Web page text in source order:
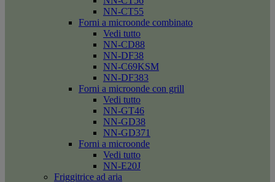
NN-CT55
Forni a microonde combinato
Vedi tutto
NN-CD88
NN-DF38
NN-C69KSM
NN-DF383
Forni a microonde con grill
Vedi tutto
NN-GT46
NN-GD38
NN-GD371
Forni a microonde
Vedi tutto
NN-E20J
Friggitrice ad aria